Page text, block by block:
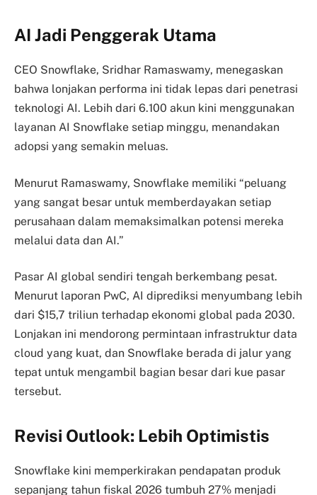
AI Jadi Penggerak Utama
CEO Snowflake, Sridhar Ramaswamy, menegaskan
bahwa lonjakan performa ini tidak lepas dari penetrasi
teknologi AI. Lebih dari 6.100 akun kini menggunakan
layanan AI Snowflake setiap minggu, menandakan
adopsi yang semakin meluas.
Menurut Ramaswamy, Snowflake memiliki “peluang
yang sangat besar untuk memberdayakan setiap
perusahaan dalam memaksimalkan potensi mereka
melalui data dan AI.”
Pasar AI global sendiri tengah berkembang pesat.
Menurut laporan PwC, AI diprediksi menyumbang lebih
dari $15,7 triliun terhadap ekonomi global pada 2030.
Lonjakan ini mendorong permintaan infrastruktur data
cloud yang kuat, dan Snowflake berada di jalur yang
tepat untuk mengambil bagian besar dari kue pasar
tersebut.
Revisi Outlook: Lebih Optimistis
Snowflake kini memperkirakan pendapatan produk
sepanjang tahun fiskal 2026 tumbuh 27% menjadi